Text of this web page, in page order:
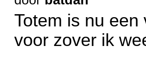
Totem is nu
voor zover ik